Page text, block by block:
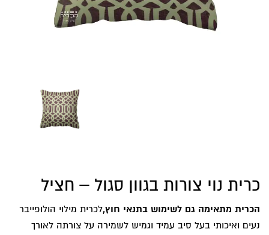
כרית נוי צורות בגוון סגול – חציל
הכרית מתאימה גם לשימוש בתנאי חוץ,לכרית מילוי הולופייבר
נעים ואיכותי בעל סיב עמיד וגמיש לשמירה על צורתה לאורך